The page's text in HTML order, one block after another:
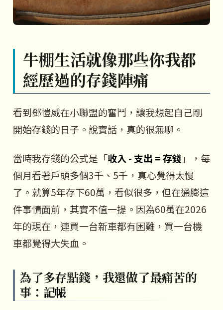
牛棚生活就像那些你我都
經歷過的存錢陣痛
看到鄧愷威在小聯盟的奮鬥，讓我想起自己剛
開始存錢的日子。說實話，真的很無聊。
當時我存錢的公式是「收入 - 支出 = 存錢」，每
個月看著戶頭多個3千、5千，真心覺得太慢
了。就算5年存下60萬，看似很多，但在通膨這
件事情面前，其實不值一提。因為60萬在2026
年的現在，連買一台新車都有困難，買一台機
車都覺得大失血。
為了多存點錢，我還做了最痛苦的
事： 記帳